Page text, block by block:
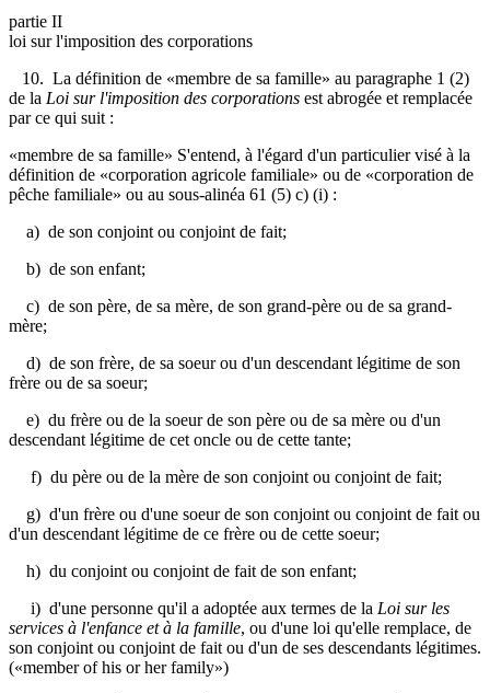
partie II
loi sur l'imposition des corporations
10. La définition de «membre de sa famille» au paragraphe 1 (2)
de la Loi sur l'imposition des corporations est abrogée et remplacée
par ce qui suit :
«membre de sa famille» S'entend, à l'égard d'un particulier visé à la
définition de «corporation agricole familiale» ou de «corporation de
pêche familiale» ou au sous-alinéa 61 (5) c) (i) :
a) de son conjoint ou conjoint de fait;
b) de son enfant;
c) de son père, de sa mère, de son grand-père ou de sa grand-
mère;
d) de son frère, de sa soeur ou d'un descendant légitime de son
frère ou de sa soeur;
e) du frère ou de la soeur de son père ou de sa mère ou d'un
descendant légitime de cet oncle ou de cette tante;
f) du père ou de la mère de son conjoint ou conjoint de fait;
g) d'un frère ou d'une soeur de son conjoint ou conjoint de fait ou
d'un descendant légitime de ce frère ou de cette soeur;
h) du conjoint ou conjoint de fait de son enfant;
i) d'une personne qu'il a adoptée aux termes de la Loi sur les
services à l'enfance et à la famille, ou d'une loi qu'elle remplace, de
son conjoint ou conjoint de fait ou d'un de ses descendants légitimes.
(«member of his or her family»)